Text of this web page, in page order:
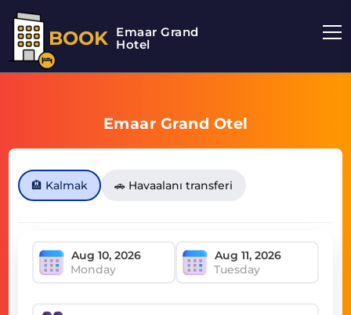
BOOK Emaar Grand
Hotel
Emaar Grand Otel
🏨 Kalmak 🚗 Havaalanı transferi
Monday Tuesday